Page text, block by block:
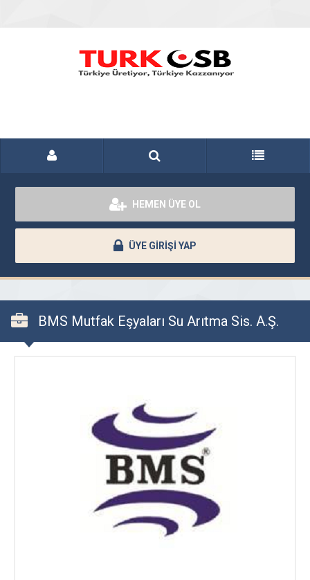
HEMEN ÜYE OL
ÜYE GİRİŞİ YAP
BMS Mutfak Eşyaları Su Arıtma Sis. A.Ş.